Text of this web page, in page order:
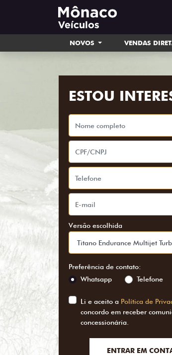
NOVOS VENDAS
ESTOU
Versão escolhida
Preferência de contato:
Whatsapp
Telefone
Li e aceito a Política de
concordo em receber
concessionária.
ENTRAR EM